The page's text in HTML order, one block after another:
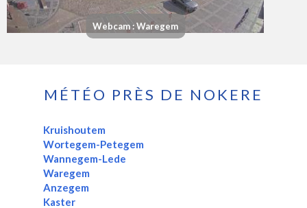
Webcam : Waregem
MÉTÉO PRÈS DE NOKERE
Kruishoutem
Wortegem-Petegem
Wannegem-Lede
Waregem
Anzegem
Kaster